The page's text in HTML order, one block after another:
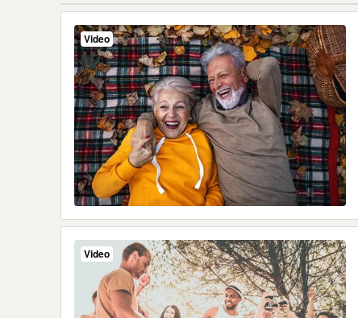
Video
Video